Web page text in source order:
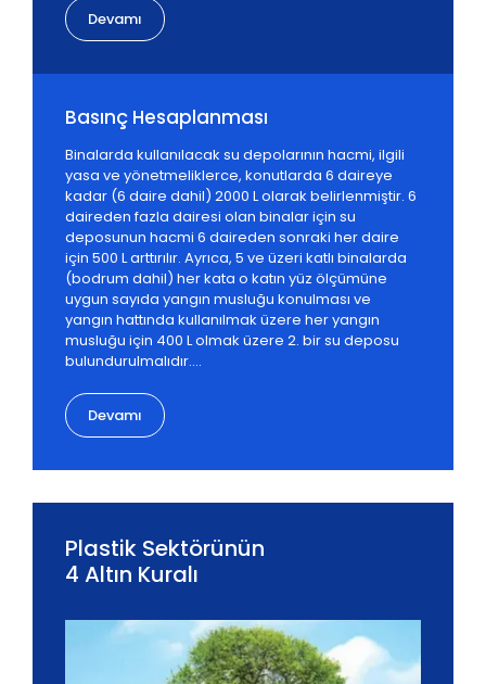
Devamı
Basınç Hesaplanması
Binalarda kullanılacak su depolarının hacmi, ilgili
yasa ve yönetmeliklerce, konutlarda 6 daireye
kadar (6 daire dahil) 2000 L olarak belirlenmiştir. 6
daireden fazla dairesi olan binalar için su
deposunun hacmi 6 daireden sonraki her daire
için 500 L arttırılır. Ayrıca, 5 ve üzeri katlı binalarda
(bodrum dahil) her kata o katın yüz ölçümüne
uygun sayıda yangın musluğu konulması ve
yangın hattında kullanılmak üzere her yangın
musluğu için 400 L olmak üzere 2. bir su deposu
bulundurulmalıdır....
Devamı
Plastik Sektörünün
4 Altın Kuralı